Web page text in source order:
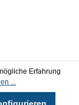
Erfahrung
...